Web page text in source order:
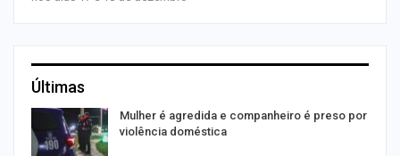
Últimas
Mulher é agredida e companheiro é preso por
violência doméstica